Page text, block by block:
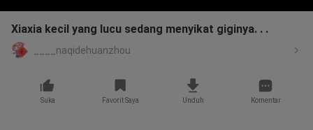
Xiaxia kecil yang lucu sedang menyikat giginya. . .
____naqidehuanzhou
Suka Favorit Saya Unduh Komentar